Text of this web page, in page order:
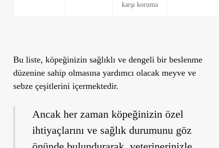
karşı koruma
Bu liste, köpeğinizin sağlıklı ve dengeli bir beslenme
düzenine sahip olmasına yardımcı olacak meyve ve
sebze çeşitlerini içermektedir.
Ancak her zaman köpeğinizin özel
ihtiyaçlarını ve sağlık durumunu göz